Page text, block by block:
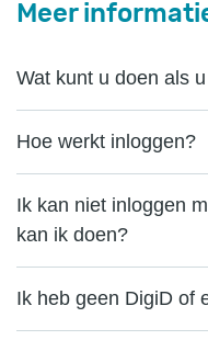
Meer
Wat kunt u doen als
Hoe werkt inloggen?
Ik kan niet inloggen
kan ik doen?
Ik heb geen DigiD of